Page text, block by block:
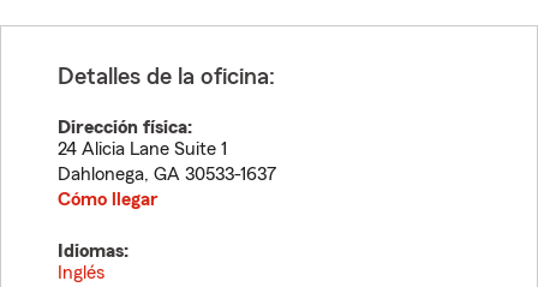
Detalles de la oficina:
Dirección física:
24 Alicia Lane Suite 1
Dahlonega, GA 30533-1637
Cómo llegar
Idiomas:
Inglés